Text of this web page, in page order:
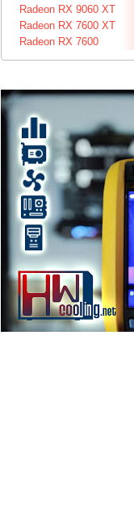
Radeon RX 9060 XT
Radeon RX 7600 XT
Radeon RX 7600